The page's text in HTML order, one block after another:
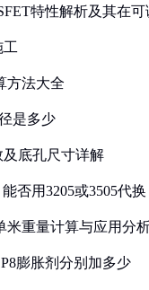
特性解析及其在
工
方法大全
是多少
及底孔尺寸详解
否用3205或3505代换
米重量计算与应用分
膨胀剂分别加多少